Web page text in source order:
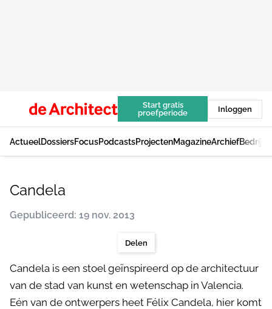
Start gratis
proefperiode
Inloggen
ActueelDossiersFocusPodcastsProjectenMagazineArchief
Candela
Gepubliceerd: 19 nov. 2013
Delen
Candela is een stoel geïnspireerd op de architectuur
van de stad van kunst en wetenschap in Valencia.
Eén van de ontwerpers heet Félix Candela, hier komt